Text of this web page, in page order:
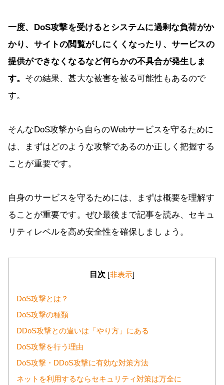
一度、DoS攻撃を受けるとシステムに過剰な負荷がか
かり、サイトの閲覧がしにくくなったり、サービスの
提供ができなくなるなど何らかの不具合が発生しま
す。 その結果、甚大な被害を被る可能性もあるので
す。
そんなDoS攻撃から自らのWebサービスを守るために
は、まずはどのような攻撃であるのか正しく把握する
ことが重要です。
自身のサービスを守るためには、まずは概要を理解す
ることが重要です。ぜひ最後まで記事を読み、セキュ
リティレベルを高め安全性を確保しましょう。
目次 [非表示]
DoS攻撃とは？
DoS攻撃の種類
DDoS攻撃との違いは「やり方」にある
DoS攻撃を行う理由
DoS攻撃・DDoS攻撃に有効な対策方法
ネットを利用するならセキュリティ対策は万全に